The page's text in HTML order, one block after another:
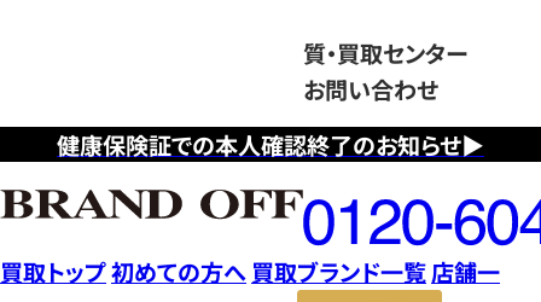
健康保険証での本人確認終了のお知らせ▶
質・買取センター
お問い合わせ
フ
リ
ー
ダ
イ
買取トップ初めての方へ 買取ブランド一覧店舗一